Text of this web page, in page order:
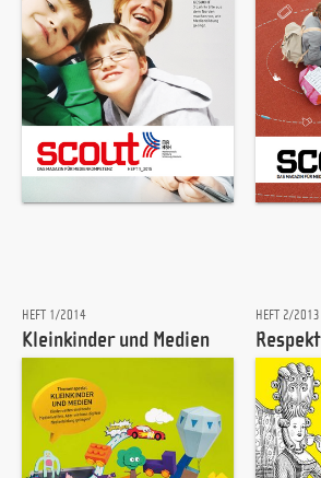
HEFT 1/2014
Kleinkinder und Medien
HEFT 2/2013
Respekt